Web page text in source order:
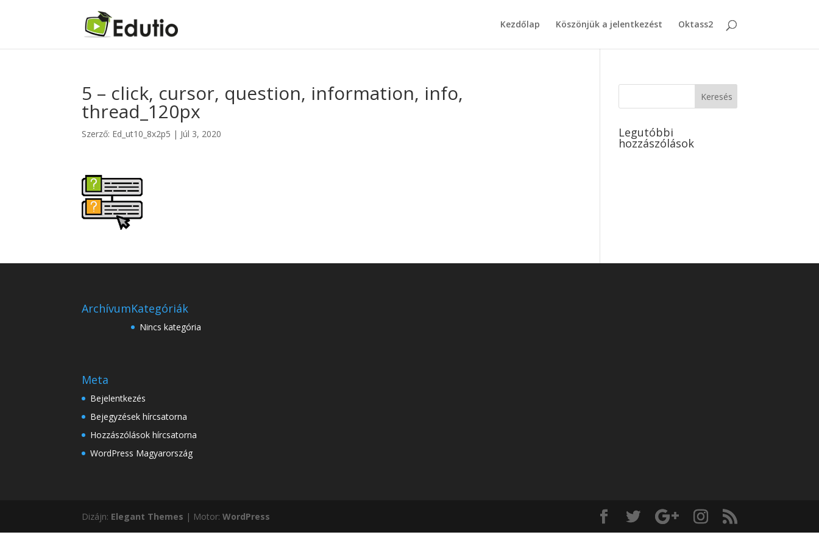
Kezdőlap Köszönjük a jelentkezést Oktass2
5 – click, cursor, question, information, info,
thread_120px
Szerző: Ed_ut10_8x2p5 | Júl 3, 2020 Legutóbbi
hozzászólások
ArchívumKategóriák
Nincs kategória
Meta
Bejelentkezés
Bejegyzések hírcsatorna
Hozzászólások hírcsatorna
WordPress Magyarország
Dizájn: Elegant Themes | Motor:WordPress